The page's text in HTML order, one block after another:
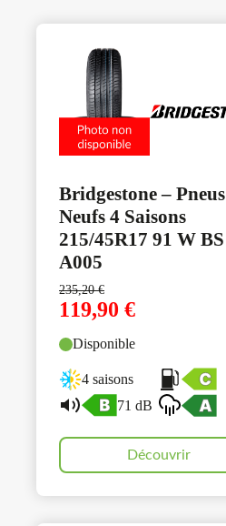
Bridgestone – Pneus
Neufs 4 Saisons
215/45R17 91 W BS
A005
235,20€
119,90 €
Disponible
4 saisons
71 dB
Découvrir